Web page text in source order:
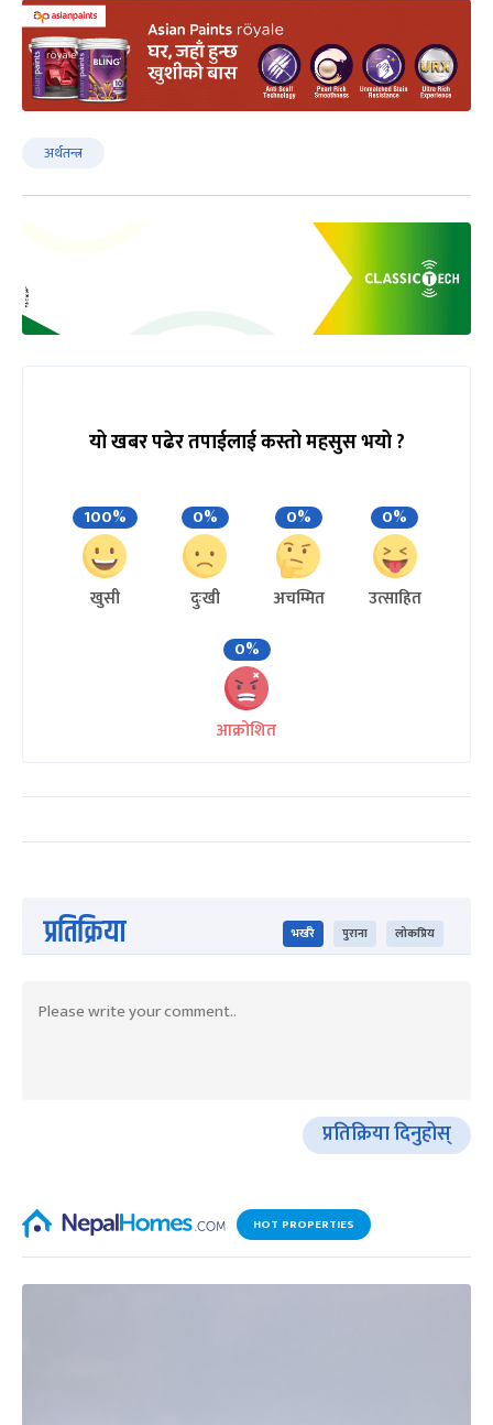
अर्थतन्त्र
यो खबर पढेर तपाईलाई कस्तो महसुस भयो ?
100%
खुसी
0%
दुःखी
0%
अचम्मित
0%
उत्साहित
0%
आक्रोशित
प्रतिक्रिया भर्खरै पुराना लोकप्रिय
प्रतिक्रिया दिनुहोस्
HOT PROPERTIES